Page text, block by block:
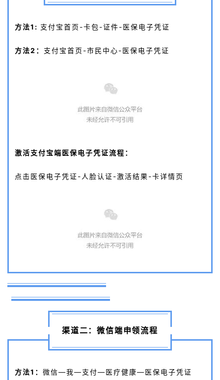
方法1: 支付宝首页-卡包-证件-医保电子凭证
方法2： 支付宝首页-市民中心-医保电子凭证
激活支付宝端医保电子凭证流程：
点击医保电子凭证-人脸认证-激活结果-卡详情页
渠道二：微信端申领流程
方法1： 微信—我—支付—医疗健康—医保电子凭证